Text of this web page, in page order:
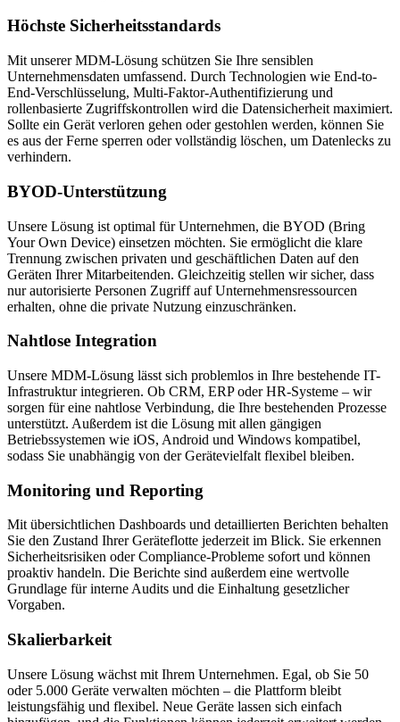
Höchste Sicherheitsstandards
Mit unserer MDM-Lösung schützen Sie Ihre sensiblen
Unternehmensdaten umfassend. Durch Technologien wie End-to-
End-Verschlüsselung, Multi-Faktor-Authentifizierung und
rollenbasierte Zugriffskontrollen wird die Datensicherheit maximiert.
Sollte ein Gerät verloren gehen oder gestohlen werden, können Sie
es aus der Ferne sperren oder vollständig löschen, um Datenlecks zu
verhindern.
BYOD-Unterstützung
Unsere Lösung ist optimal für Unternehmen, die BYOD (Bring
Your Own Device) einsetzen möchten. Sie ermöglicht die klare
Trennung zwischen privaten und geschäftlichen Daten auf den
Geräten Ihrer Mitarbeitenden. Gleichzeitig stellen wir sicher, dass
nur autorisierte Personen Zugriff auf Unternehmensressourcen
erhalten, ohne die private Nutzung einzuschränken.
Nahtlose Integration
Unsere MDM-Lösung lässt sich problemlos in Ihre bestehende IT-
Infrastruktur integrieren. Ob CRM, ERP oder HR-Systeme – wir
sorgen für eine nahtlose Verbindung, die Ihre bestehenden Prozesse
unterstützt. Außerdem ist die Lösung mit allen gängigen
Betriebssystemen wie iOS, Android und Windows kompatibel,
sodass Sie unabhängig von der Gerätevielfalt flexibel bleiben.
Monitoring und Reporting
Mit übersichtlichen Dashboards und detaillierten Berichten behalten
Sie den Zustand Ihrer Geräteflotte jederzeit im Blick. Sie erkennen
Sicherheitsrisiken oder Compliance-Probleme sofort und können
proaktiv handeln. Die Berichte sind außerdem eine wertvolle
Grundlage für interne Audits und die Einhaltung gesetzlicher
Vorgaben.
Skalierbarkeit
Unsere Lösung wächst mit Ihrem Unternehmen. Egal, ob Sie 50
oder 5.000 Geräte verwalten möchten – die Plattform bleibt
leistungsfähig und flexibel. Neue Geräte lassen sich einfach